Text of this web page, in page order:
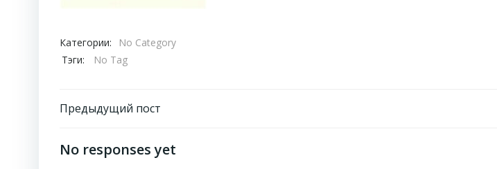
Категории:
No Category
Тэги:
No Tag
Навигация
по
Предыдущий пост
No responses yet